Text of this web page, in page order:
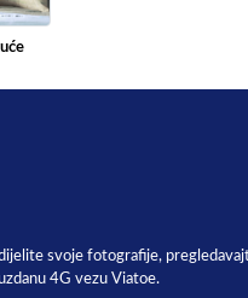
svoje fotografije,
4G vezu Viatoe.